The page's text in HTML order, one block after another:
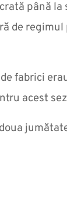
până
de
fabrici
acest